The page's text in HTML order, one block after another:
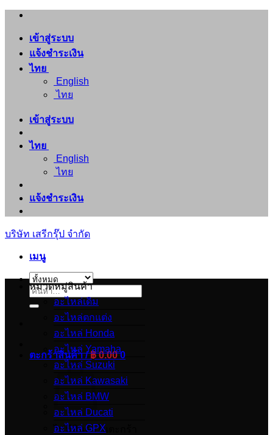
ข้าม
เนื้อหา
เข้าสู่ระบบ
แจ้งชำระเงิน
ไทย
English
ไทย
เข้าสู่ระบบ
ไทย
English
ไทย
แจ้งชำระเงิน
บริษัท เสรีกรุ๊ป จำกัด
เมนู
ค้นหา:
ตะกร้าสินค้า /฿0.00 0
ไม่มีสินค้าในตะกร้า
หมวดหมู่สินค้า
อะไหล่เดิม
อะไหล่ตกแต่ง
อะไหล่ Honda
อะไหล่ Yamaha
อะไหล่ Suzuki
อะไหล่ Kawasaki
อะไหล่ BMW
อะไหล่ Ducati
อะไหล่ GPX